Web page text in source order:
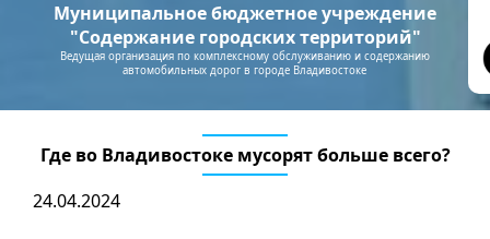
Муниципальное бюджетное учреждение
"Содержание городских территорий"
Ведущая организация по комплексному обслуживанию и содержанию
автомобильных дорог в городе Владивостоке
Где во Владивостоке мусорят больше всего?
24.04.2024